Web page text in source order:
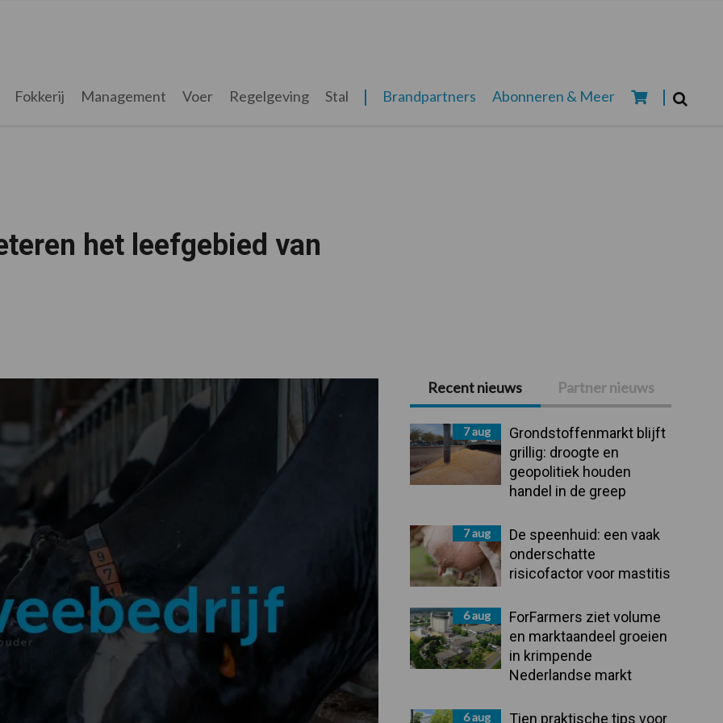
Fokkerij Management Voer Regelgeving Stal Brandpartners Abonneren & Meer
het leefgebied van
Primaire
Sidebar
Recent nieuws Partner nieuws
7 aug
Grondstoffenmarkt blijft
grillig: droogte en
geopolitiek houden
handel in de greep
7 aug
De speenhuid: een vaak
onderschatte
risicofactor voor mastitis
6 aug
ForFarmers ziet volume
en marktaandeel groeien
in krimpende
Nederlandse markt
6 aug Tien praktische tips voor